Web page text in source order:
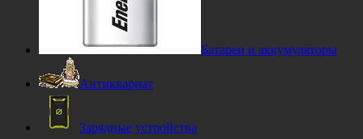
Батареи и аккумуляторы
Антиквариат
Зарядные устройства